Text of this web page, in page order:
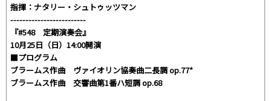
指揮：ナタリー・シュトゥッツマン
-------------------------
『#548 定期演奏会』
10月25日（日）14:00開演
■プログラム
ブラームス作曲 ヴァイオリン協奏曲二長調 op.77*
ブラームス作曲 交響曲第1番ハ短調 op.68